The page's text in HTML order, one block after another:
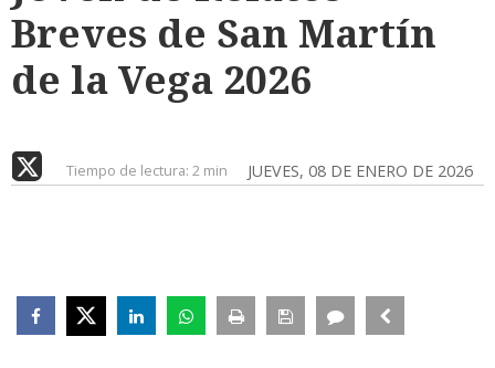
Breves de San Martín
de la Vega 2026
JUEVES, 08 DE ENERO DE 2026
Tiempo de lectura: 2 min